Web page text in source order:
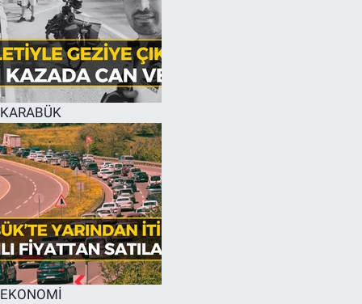
KARABÜK
EKONOMİ
Süper Lig Puan Durumu ve Fikstür
Tüm Manşetler
Son Dakika Haberleri
Haber Arşivi